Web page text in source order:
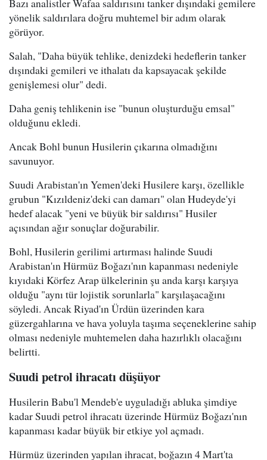
Bazı analistler Wafaa saldırısını tanker dışındaki gemilere
yönelik saldırılara doğru muhtemel bir adım olarak
görüyor.
Salah, "Daha büyük tehlike, denizdeki hedeflerin tanker
dışındaki gemileri ve ithalatı da kapsayacak şekilde
genişlemesi olur" dedi.
Daha geniş tehlikenin ise "bunun oluşturduğu emsal"
olduğunu ekledi.
Ancak Bohl bunun Husilerin çıkarına olmadığını
savunuyor.
Suudi Arabistan'ın Yemen'deki Husilere karşı, özellikle
grubun "Kızıldeniz'deki can damarı" olan Hudeyde'yi
hedef alacak "yeni ve büyük bir saldırısı" Husiler
açısından ağır sonuçlar doğurabilir.
Bohl, Husilerin gerilimi artırması halinde Suudi
Arabistan'ın Hürmüz Boğazı'nın kapanması nedeniyle
kıyıdaki Körfez Arap ülkelerinin şu anda karşı karşıya
olduğu "aynı tür lojistik sorunlarla" karşılaşacağını
söyledi. Ancak Riyad'ın Ürdün üzerinden kara
güzergahlarına ve hava yoluyla taşıma seçeneklerine sahip
olması nedeniyle muhtemelen daha hazırlıklı olacağını
belirtti.
Suudi petrol ihracatı düşüyor
Husilerin Babu'l Mendeb'e uyguladığı abluka şimdiye
kadar Suudi petrol ihracatı üzerinde Hürmüz Boğazı'nın
kapanması kadar büyük bir etkiye yol açmadı.
Hürmüz üzerinden yapılan ihracat, boğazın 4 Mart'ta